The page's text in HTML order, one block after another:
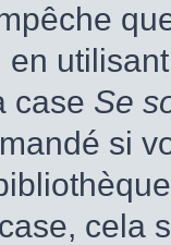
case Se
si
cela